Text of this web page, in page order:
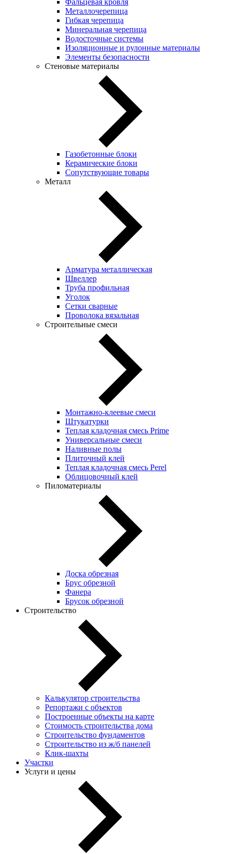
Металлочерепица
Гибкая черепица
Минеральная черепица
Водосточные системы
Изоляционные и рулонные материалы
Элементы безопасности
Стеновые материалы
Газобетонные блоки
Керамические блоки
Сопутствующие товары
Металл
Арматура металлическая
Швеллер
Труба профильная
Уголок
Сетки сварные
Проволока вязальная
Строительные смеси
Монтажно-клеевые смеси
Штукатурки
Теплая кладочная смесь Prime
Универсальные смеси
Наливные полы
Плиточный клей
Теплая кладочная смесь Perel
Облицовочный клей
Пиломатериалы
Доска обрезная
Брус обрезной
Фанера
Брусок обрезной
Строительство
Калькулятор строительства
Репортажи с объектов
Построенные объекты на карте
Стоимость строительства дома
Строительство фундаментов
Строительство из ж/б панелей
Клик-шахты
Участки
Услуги и цены